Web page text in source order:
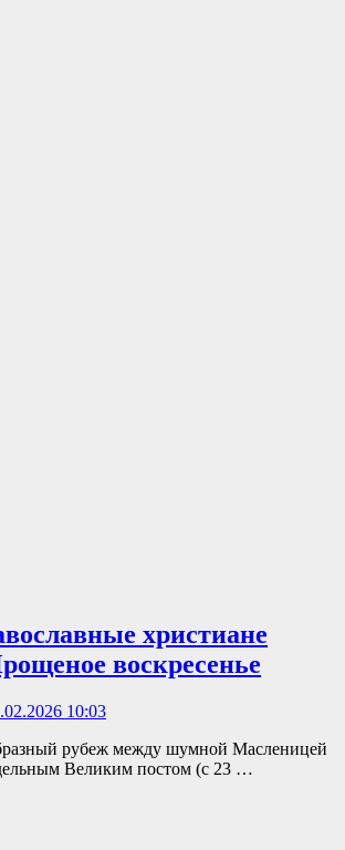
христиане
воскресенье
10:03
рубеж между шумной Масленицей
Великим постом (с 23 …